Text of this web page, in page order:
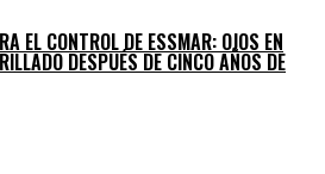
EL CONTROL DE ESSMAR: OJOS EN
DESPUÉS DE CINCO AÑOS DE